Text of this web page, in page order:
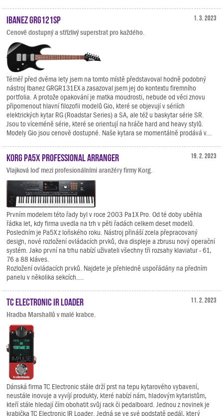
1. 3. 2023
Ibanez GRG121SP
Cenově dostupný a střízlivý superstrat pro každého.
Téměř před dvěma lety jsem na tomto místě představoval hodně podobný
nástroj Ibanez GRGR131EX a zasazoval jsem jej do kontextu firemního
portfolia. A protože opakování je matka moudrosti, nebude od věci znovu
připomenout hlavní filozofii modelů Gio, které se objevují v sériích
elektrických kytar RG (Roadstar Series) a SA, ale též u baskytar série SR.
Jsou to víceméně série, které se orientují na hráče hard and heavy stylů.
Modely Gio jsou cenově dostupné. Naše kytara se momentálně prodává v...
19. 2. 2023
KORG Pa5X Professional Arranger
Vlajková loď mezi profesionálními aranžéry firmy Korg.
Prvním modelem této řady byl v roce 2003 Pa1X Pro. Od té doby uběhla
řádka let, kdy firma uvedla na trh v pěti řadách celkem deset modelů.
Posledním je Pa5X z loňského roku. Nástroj přináší zcela přepracovaný
design, nové rozložení ovládacích prvků, dva displeje a zbrusu nový operační
systém. Jako první na trhu nabízí uživateli všechny tři rozsahy klaviatur - 61,
76 a 88 kláves.
Rozložení ovládacích prvků. Najdete je přehledně uspořádány na předním
panelu v několika sekcích....
11. 2. 2023
TC Electronic IR Loader
Hradba Marshallů v malé krabce.
Dánská firma TC Electronic stále drží prst na tepu kytarového vybavení,
neustále inovuje a vyvíjí produkty, které nabízí nám, hladovým kytaristům,
kteří stále hledají čím obohatit svůj rack či pedalboard. Jednou z novinek je
krabička TC Electronic IR Loader. Jedná se ve své podstatě pedál, který